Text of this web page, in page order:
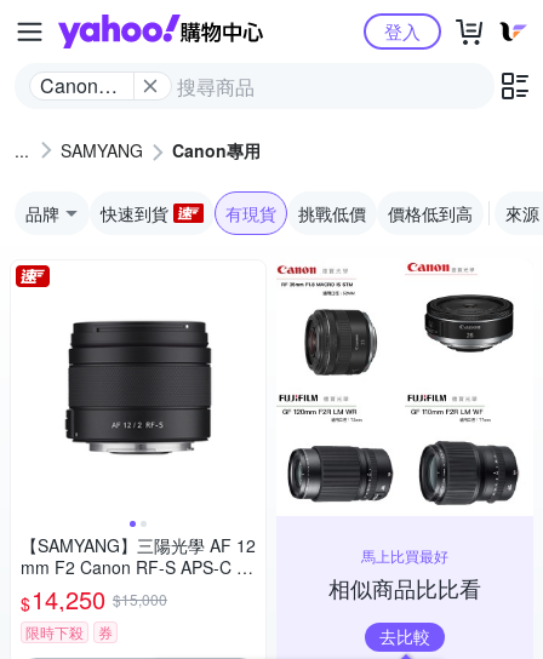
Yahoo購物中心
Canon專
登入
SAMYANG Canon專用
品牌 快速到貨 有現貨 挑戰低價 價格低到高 來源
【SAMYANG】三陽光學 AF 12
mm F2 Canon RF-S APS-C 自
動對焦鏡頭 公司貨
$14,250 $15,000
限時下殺
券
馬上比買最好
相似商品比比看
去比較